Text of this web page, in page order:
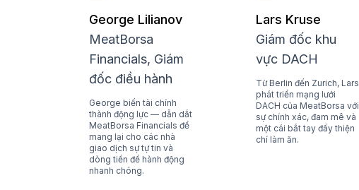
George Lilianov
MeatBorsa
Financials, Giám
đốc điều hành
George biến tài chính
thành động lực — dẫn dắt
MeatBorsa Financials để
mang lại cho các nhà
giao dịch sự tự tin và
dòng tiền để hành động
nhanh chóng.
Lars Kruse
Giám đốc khu
vực DACH
Từ Berlin đến Zurich, Lars
phát triển mạng lưới
DACH của MeatBorsa với
sự chính xác, đam mê và
một cái bắt tay đầy thiện
chí làm ăn.